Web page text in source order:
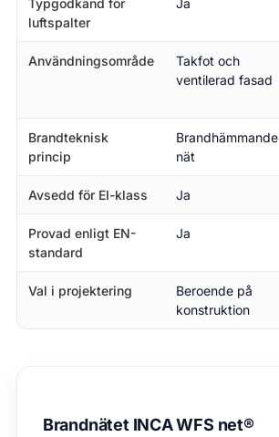
Typgodkänd för
luftspalter
Ja
Användningsområde
Takfot och
ventilerad fasad
Brandteknisk
princip
Brandhämmande
nät
Avsedd för EI-klass Ja
Provad enligt EN-
standard
Ja
Val i projektering
Beroende på
konstruktion
Brandnätet INCA WFS net®